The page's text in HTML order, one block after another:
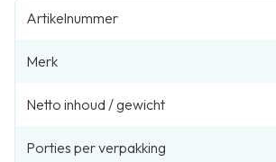
Artikelnummer
Merk
Netto inhoud / gewicht
Porties per verpakking